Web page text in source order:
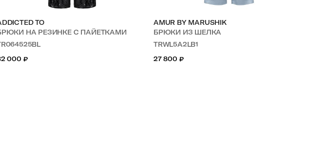
ADDICTED TO
БРЮКИ НА РЕЗИНКЕ С ПАЙЕТКАМИ
TR064525BL
32 000 ₽
AMUR BY MARUSHIK
БРЮКИ ИЗ ШЕЛКА
TRWL5A2LB1
27 800 ₽